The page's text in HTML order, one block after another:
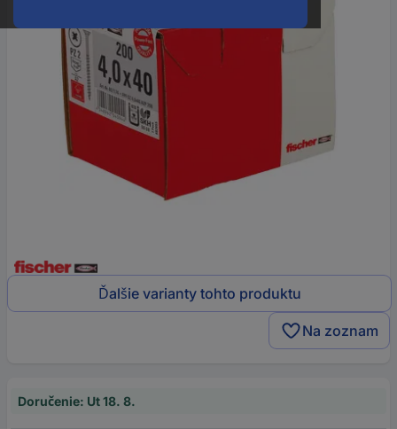
Ďalšie varianty tohto produktu
Na zoznam
Doručenie: Ut 18. 8.